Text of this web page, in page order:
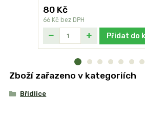
80 Kč
66 Kč bez DPH
Přidat do
Zboží zařazeno v kategoriích
Břidlice